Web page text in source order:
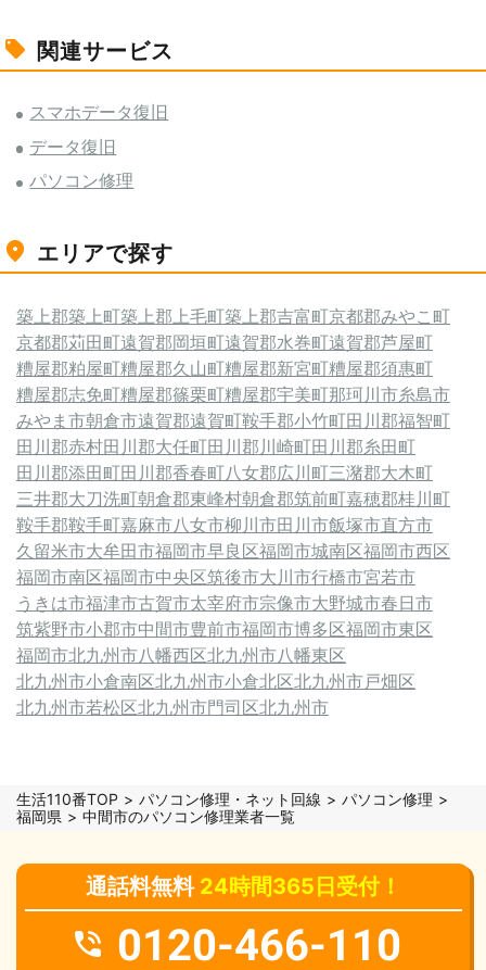
関連サービス
スマホデータ復旧
データ復旧
パソコン修理
エリアで探す
築上郡築上町築上郡上毛町築上郡吉富町京都郡みやこ町
京都郡苅田町遠賀郡岡垣町遠賀郡水巻町遠賀郡芦屋町
糟屋郡粕屋町糟屋郡久山町糟屋郡新宮町糟屋郡須惠町
糟屋郡志免町糟屋郡篠栗町糟屋郡宇美町那珂川市糸島市
みやま市朝倉市遠賀郡遠賀町鞍手郡小竹町田川郡福智町
田川郡赤村田川郡大任町田川郡川崎町田川郡糸田町
田川郡添田町田川郡香春町八女郡広川町三潴郡大木町
三井郡大刀洗町朝倉郡東峰村朝倉郡筑前町嘉穂郡桂川町
鞍手郡鞍手町嘉麻市八女市柳川市田川市飯塚市直方市
久留米市大牟田市福岡市早良区福岡市城南区福岡市西区
福岡市南区福岡市中央区筑後市大川市行橋市宮若市
うきは市福津市古賀市太宰府市宗像市大野城市春日市
筑紫野市小郡市中間市豊前市福岡市博多区福岡市東区
福岡市北九州市八幡西区北九州市八幡東区
北九州市小倉南区北九州市小倉北区北九州市戸畑区
北九州市若松区北九州市門司区北九州市
生活110番TOP パソコン修理・ネット回線
パソコン修理
福岡県
中間市のパソコン修理業者一覧
通話料無料 24時間365日受付！
0120-466-110